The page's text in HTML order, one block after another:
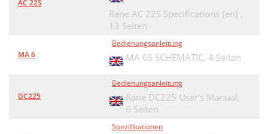
AC 22S
Rane AC 22S Specifications [en] ,
13 Seiten
MA 6
Bedienungsanleitung
MA 6S SCHEMATIC, 4 Seiten
DC225
Bedienungsanleitung
Rane DC225 User's Manual,
6 Seiten
Spezifikationen